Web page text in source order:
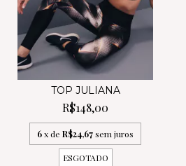
TOP JULIANA
R$148,00
6x de R$24,67sem juros
ESGOTADO